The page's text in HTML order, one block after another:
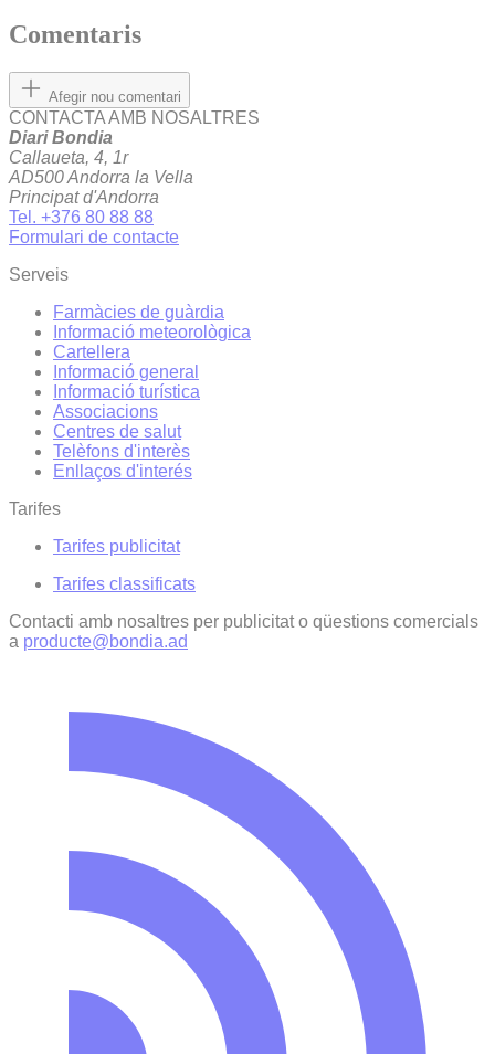
Comentaris
Afegir nou comentari
CONTACTA AMB NOSALTRES
Diari Bondia
Callaueta, 4, 1r
AD500 Andorra la Vella
Principat d'Andorra
Tel. +376 80 88 88
Formulari de contacte
Serveis
Farmàcies de guàrdia
Informació meteorològica
Cartellera
Informació general
Informació turística
Associacions
Centres de salut
Telèfons d'interès
Enllaços d'interés
Tarifes
Tarifes publicitat
Tarifes classificats
Contacti amb nosaltres per publicitat o qüestions comercials
a producte@bondia.ad